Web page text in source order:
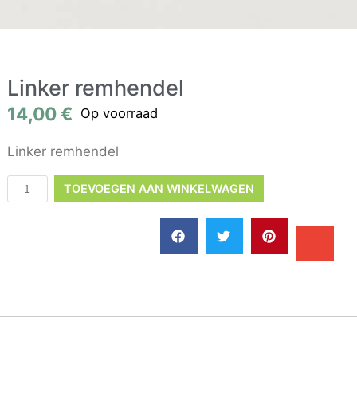
Linker remhendel
14,00€ Op voorraad
Linker remhendel
TOEVOEGEN AAN WINKELWAGEN